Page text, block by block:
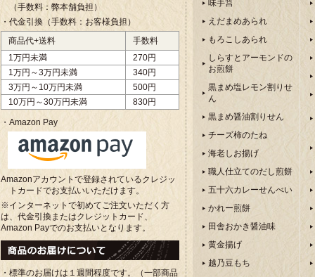
（手数料：弊本舗負担）
・代金引換（手数料：お客様負担）
商品代+送料
手数料
1万円未満
270円
1万円～3万円未満
340円
3万円～10万円未満
500円
10万円～30万円未満
830円
・Amazon Pay
Amazonアカウントで登録されているクレジッ
トカードでお支払いいただけます。
※インターネットで初めてご注文いただく方
は、代金引換またはクレジットカード、
Amazon Payでのお支払いとなります。
・標準のお届けは１週間程度です。（一部商品
味手筥
えだまめあられ
もろこしあられ
しらすとアーモンドの
お煎餅
黒まめ塩レモン割りせ
ん
黒まめ醤油割りせん
チーズ柿のたね
海老しお揚げ
職人仕立てのだし煎餅
五十六カレーせんべい
かれー煎餅
田舎おかき醤油味
黄金揚げ
越乃豆もち